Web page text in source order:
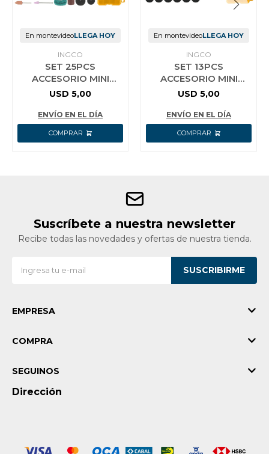
En montevideoLLEGA HOY
INGCO
SET 25PCS
ACCESORIO MINI
TORNO AKMG5024
USD 5,00
ENVÍO EN EL DÍA
En montevideoLLEGA HOY
INGCO
SET 13PCS
ACCESORIO MINI
TORNO METAL
USD 5,00
ENVÍO EN EL DÍA
Suscríbete a nuestra newsletter
Recibe todas las novedades y ofertas de nuestra tienda.
SUSCRIBIRME
EMPRESA
COMPRA
Dirección
SEGUINOS